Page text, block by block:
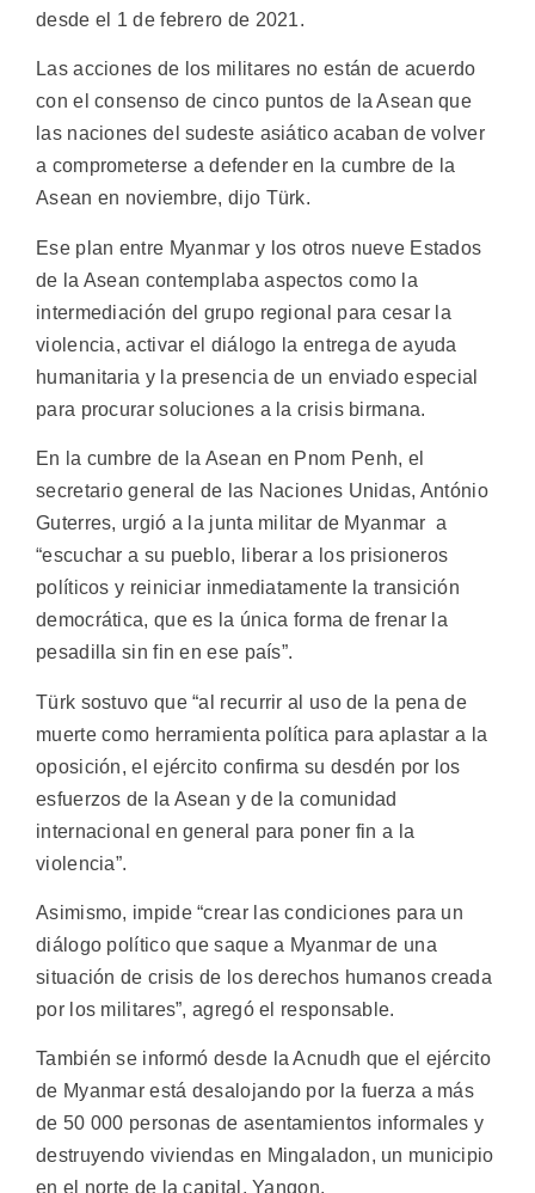
desde el 1 de febrero de 2021.
Las acciones de los militares no están de acuerdo
con el consenso de cinco puntos de la Asean que
las naciones del sudeste asiático acaban de volver
a comprometerse a defender en la cumbre de la
Asean en noviembre, dijo Türk.
Ese plan entre Myanmar y los otros nueve Estados
de la Asean contemplaba aspectos como la
intermediación del grupo regional para cesar la
violencia, activar el diálogo la entrega de ayuda
humanitaria y la presencia de un enviado especial
para procurar soluciones a la crisis birmana.
En la cumbre de la Asean en Pnom Penh, el
secretario general de las Naciones Unidas, António
Guterres, urgió a la junta militar de Myanmar a
“escuchar a su pueblo, liberar a los prisioneros
políticos y reiniciar inmediatamente la transición
democrática, que es la única forma de frenar la
pesadilla sin fin en ese país”.
Türk sostuvo que “al recurrir al uso de la pena de
muerte como herramienta política para aplastar a la
oposición, el ejército confirma su desdén por los
esfuerzos de la Asean y de la comunidad
internacional en general para poner fin a la
violencia”.
Asimismo, impide “crear las condiciones para un
diálogo político que saque a Myanmar de una
situación de crisis de los derechos humanos creada
por los militares”, agregó el responsable.
También se informó desde la Acnudh que el ejército
de Myanmar está desalojando por la fuerza a más
de 50 000 personas de asentamientos informales y
destruyendo viviendas en Mingaladon, un municipio
en el norte de la capital, Yangon.